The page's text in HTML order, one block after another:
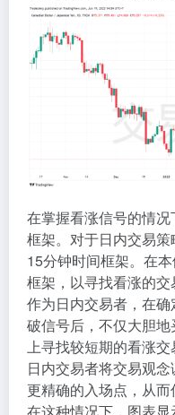
在掌握看涨信号的情
框架。对于日内交易
15分钟时间框架。在
框架，以寻找看涨的交
作为日内交易者，在
破信号后，不仅大胆
上寻找较短期的看涨
日内交易者将交易观
更精确的入场点，从而